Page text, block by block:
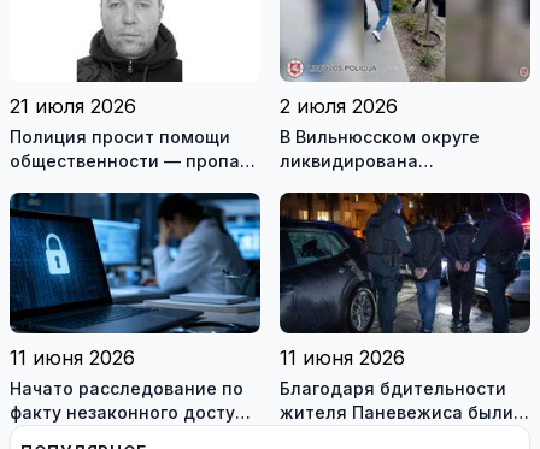
21 июля 2026
Полиция просит помощи
общественности — пропал
района
2 июля 2026
В Вильнюсском округе
ликвидирована
группа
11 июня 2026
Начато расследование по
факту незаконного доступа
к информационным
11 июня 2026
Благодаря бдительности
жителя Паневежиса были